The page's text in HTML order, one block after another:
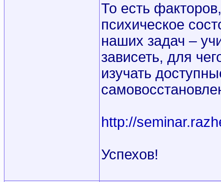
То есть
психическое
наших задач –
зависеть, для
изучать
http://
Успехов!